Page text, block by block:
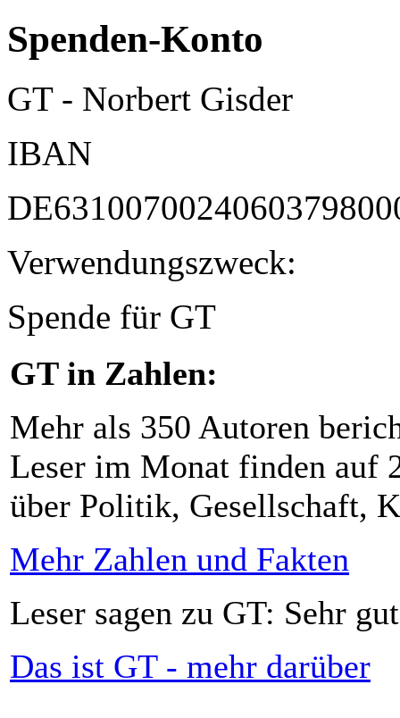
Spenden-Konto
GT - Norbert Gisder
IBAN
Verwendungszweck:
Spende für GT
GT in Zahlen:
Mehr als 350 Autoren
Leser im Monat finden auf
über Politik, Gesellschaft,
Mehr Zahlen und Fakten
Leser sagen zu GT: Sehr
Das ist GT - mehr darüber